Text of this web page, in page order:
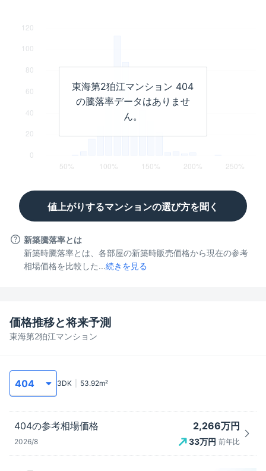
東海第2狛江マンション 404
の騰落率データはありませ
ん。
値上がりするマンションの選び方を聞く
新築騰落率とは
新築時騰落率とは、各部屋の新築時販売価格から現在の参考
相場価格を比較した...続きを見る
東海第2狛江マンション
価格推移と将来予測
3DK 53.92m²
404の参考相場価格
2026/8
2,266万円
33万円 前年比